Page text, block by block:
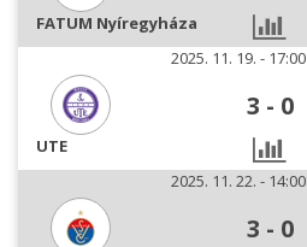
FATUM Nyíregyháza
2025. 11. 19. - 17:00
3 - 0
UTE
2025. 11. 22. - 14:00
3 - 0